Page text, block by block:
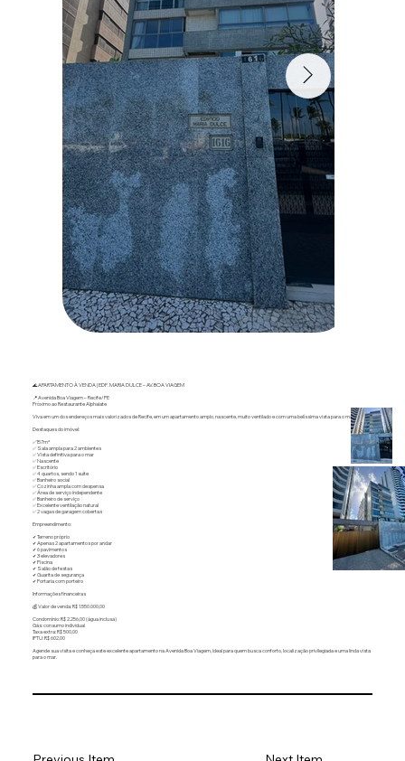
🌊 APARTAMENTO À VENDA | EDF. MARIA DULCE – AV. BOA VIAGEM
📍 Avenida Boa Viagem – Recife/PE
Próximo ao Restaurante Alphaiate
Viva em um dos endereços mais valorizados de Recife, em um apartamento amplo, nascente, muito ventilado e com uma belíssima vista para o mar.
Destaques do imóvel:
✅157m²
✅ Sala ampla para 2 ambientes
✅ Vista definitiva para o mar
✅ Nascente
✅ Escritório
✅ 4 quartos, sendo 1 suíte
✅ Banheiro social
✅ Cozinha ampla com despensa
✅ Área de serviço independente
✅ Banheiro de serviço
✅ Excelente ventilação natural
✅ 2 vagas de garagem cobertas
Empreendimento:
✔ Terreno próprio
✔ Apenas 2 apartamentos por andar
✔ 6 pavimentos
✔ 3 elevadores
✔ Piscina
✔ Salão de festas
✔ Guarita de segurança
✔ Portaria com porteiro
Informações financeiras
💰 Valor de venda: R$ 1.550.000,00
Condomínio: R$ 2.256,00 (água inclusa)
Gás: consumo individual
Taxa extra: R$ 500,00
IPTU: R$ 602,00
Agende sua visita e conheça este excelente apartamento na Avenida Boa Viagem, ideal para quem busca conforto, localização privilegiada e uma linda vista
para o mar.